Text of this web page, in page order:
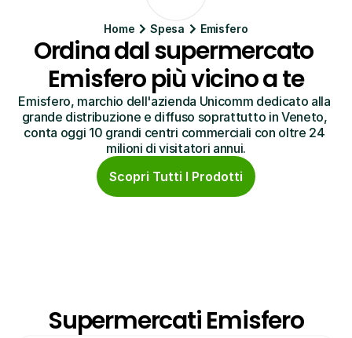
Home Spesa Emisfero
Ordina dal supermercato
Emisfero più vicino a te
Emisfero, marchio dell'azienda Unicomm dedicato alla
grande distribuzione e diffuso soprattutto in Veneto,
conta oggi 10 grandi centri commerciali con oltre 24
milioni di visitatori annui.
Scopri Tutti I Prodotti
Supermercati Emisfero